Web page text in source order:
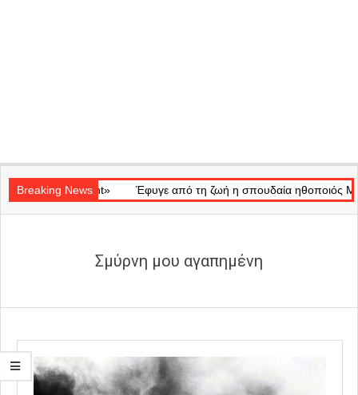
Navigation
Menu
Breaking News
of Light» Έφυγε από τη ζωή η σπουδαία ηθοποιός Μάρω
Σμύρνη μου αγαπημένη